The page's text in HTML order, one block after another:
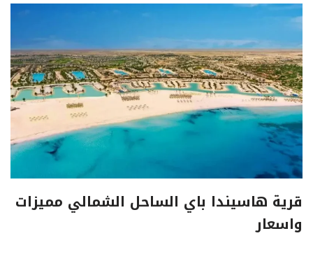
قرية هاسيندا باي الساحل الشمالي مميزات
واسعار